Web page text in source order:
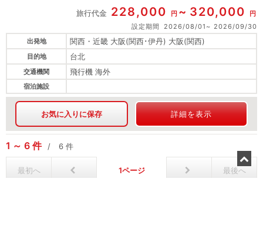
旅行代金 228,000 円 320,000
円
設定期間
2026/08/01
2026/09/30
出発地
関西・近畿 大阪(関西･伊丹) 大阪(関西)
目的地 台北
交通機関 飛行機 海外
宿泊施設
お気に入りに保存 詳細を表示
1 6 件 6 件
最初へ 1 最後へ